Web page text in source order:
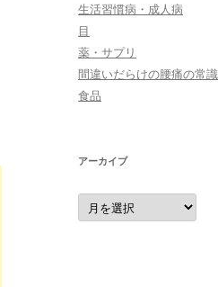
生活習慣病・成人病
目
薬・サプリ
間違いだらけの腰痛の常識
食品
アーカイブ
ア
ー
カ